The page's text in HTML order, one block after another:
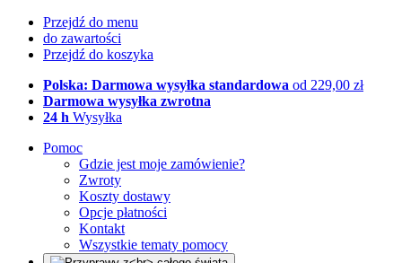
Przejdź do menu
do zawartości
Przejdź do koszyka
Polska: Darmowa wysyłka standardowa od 229,00 zł
Darmowa wysyłka zwrotna
24 h Wysyłka
Pomoc
Gdzie jest moje zamówienie?
Zwroty
Koszty dostawy
Opcje płatności
Kontakt
Wszystkie tematy pomocy